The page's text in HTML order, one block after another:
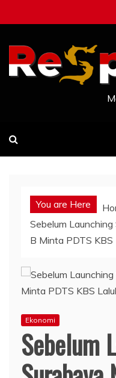
to
You are Here
Sebelum
B Minta PDTS KBS
Ekonomi
Sebelum